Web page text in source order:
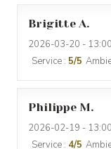
Brigitte A
2026-03-20 -
Service : 5/5
Philippe M
2026-02-19 -
Service : 4/5